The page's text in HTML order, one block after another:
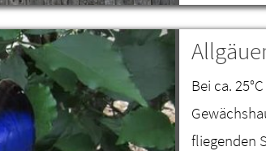
Bei ca.
fliegenden